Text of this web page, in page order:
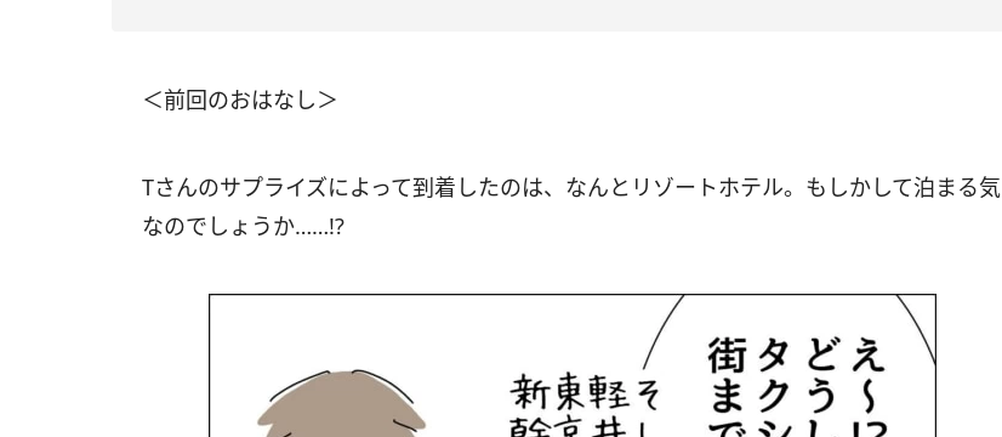
＜前回のおはなし＞
Tさんのサプライズによって到着したのは、なんとリゾートホテル。もしかして泊まる気
なのでしょうか……!?